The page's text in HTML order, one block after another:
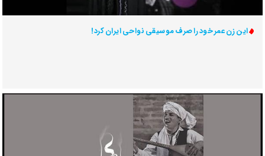
این زن عمر خود را صرف موسیقی نواحی ایران کرد!